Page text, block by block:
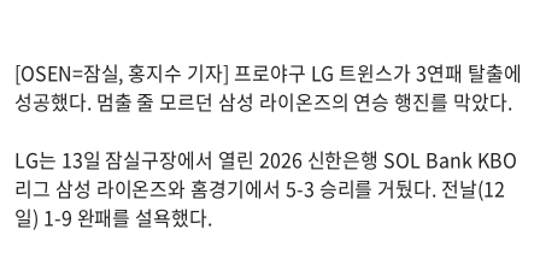
[OSEN=잠실, 홍지수 기자] 프로야구 LG 트윈스가 3연패 탈출에
성공했다. 멈출 줄 모르던 삼성 라이온즈의 연승 행진를 막았다.
LG는 13일 잠실구장에서 열린 2026 신한은행 SOL Bank KBO
리그 삼성 라이온즈와 홈경기에서 5-3 승리를 거뒀다. 전날(12
일) 1-9 완패를 설욕했다.